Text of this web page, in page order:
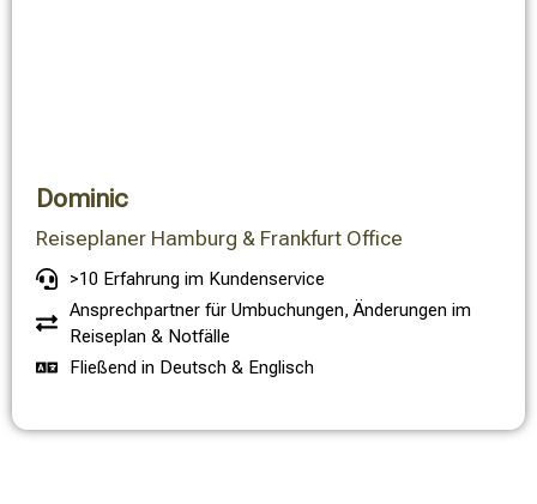
Dominic
Reiseplaner Hamburg & Frankfurt Office
>10 Erfahrung im Kundenservice
Ansprechpartner für Umbuchungen, Änderungen im
Reiseplan & Notfälle
Fließend in Deutsch & Englisch